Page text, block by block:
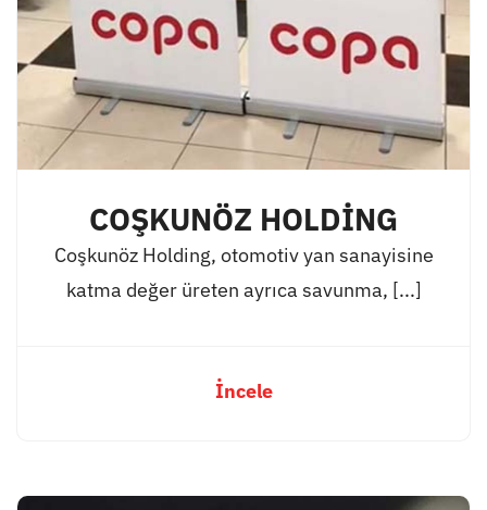
COŞKUNÖZ HOLDİNG
Coşkunöz Holding, otomotiv yan sanayisine
katma değer üreten ayrıca savunma, [...]
İncele